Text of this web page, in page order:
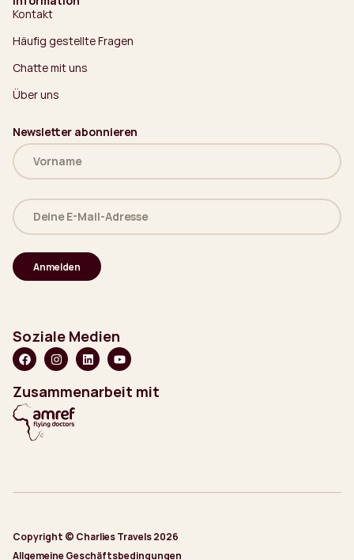
Kontakt
Häufig gestellte Fragen
Chatte mit uns
Über uns
Newsletter abonnieren
Name
(erforderlich)
Deine
E-
Mail-
(erforderlich)
Soziale Medien
Zusammenarbeit mit
Copyright © Charlies Travels 2026
Allgemeine Geschäftsbedingungen